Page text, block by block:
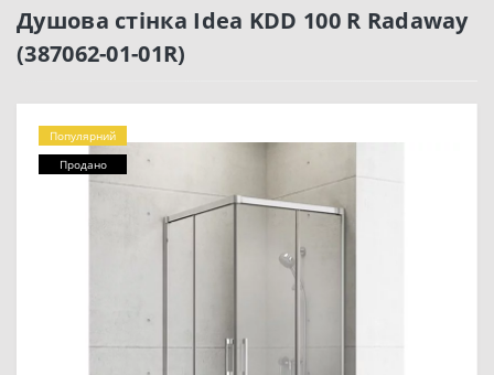
Душова стінка Idea KDD 100 R Radaway
(387062-01-01R)
Популярний
Продано